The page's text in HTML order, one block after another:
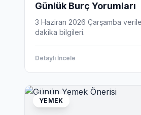
Günlük Burç Yorumları
3 Haziran 2026 Çarşamba
dakika bilgileri.
Detaylı İncele
YEMEK